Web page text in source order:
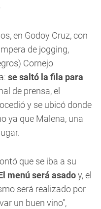
en Godoy Cruz, con
de jogging,
Cornejo
se saltó la fila para
de prensa, el
y se ubicó donde
ya que Malena, una
que se iba a su
menú será asadoy, el
será realizado por
un buen vino",